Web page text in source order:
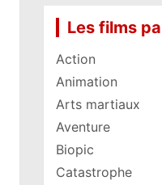
Les films
Action
Animation
Arts martiaux
Aventure
Biopic
Catastrophe